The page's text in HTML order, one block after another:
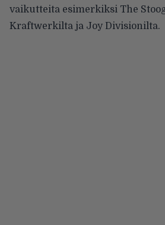
vaikutteita esimerkiksi The
Kraftwerkilta ja Joy Divisionilta.